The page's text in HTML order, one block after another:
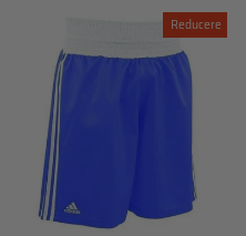
Reducere